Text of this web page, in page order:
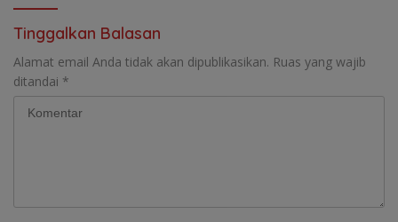
Tinggalkan Balasan
Alamat email Anda tidak akan dipublikasikan. Ruas yang wajib
ditandai *